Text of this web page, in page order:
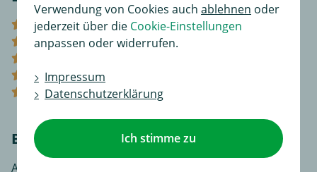
(0)
Bewerten Sie diesen Artikel!
An dieser Stelle haben Sie die Möglichkeit, Ihre
Verwendung von Cookies auch ablehnen oder
jederzeit über die Cookie-Einstellungen
anpassen oder widerrufen.
Impressum
Datenschutzerklärung
Ich stimme zu